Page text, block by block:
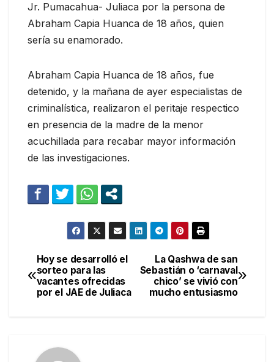
Jr. Pumacahua- Juliaca por la persona de
Abraham Capia Huanca de 18 años, quien
sería su enamorado.
Abraham Capia Huanca de 18 años, fue
detenido, y la mañana de ayer especialistas de
criminalística, realizaron el peritaje respectico
en presencia de la madre de la menor
acuchillada para recabar mayor información
de las investigaciones.
Navegación
de
La Qashwa de san
Sebastián o ‘carnaval
chico’ se vivió con
mucho entusiasmo
Hoy se desarrolló el
sorteo para las
vacantes ofrecidas
por el JAE de Juliaca